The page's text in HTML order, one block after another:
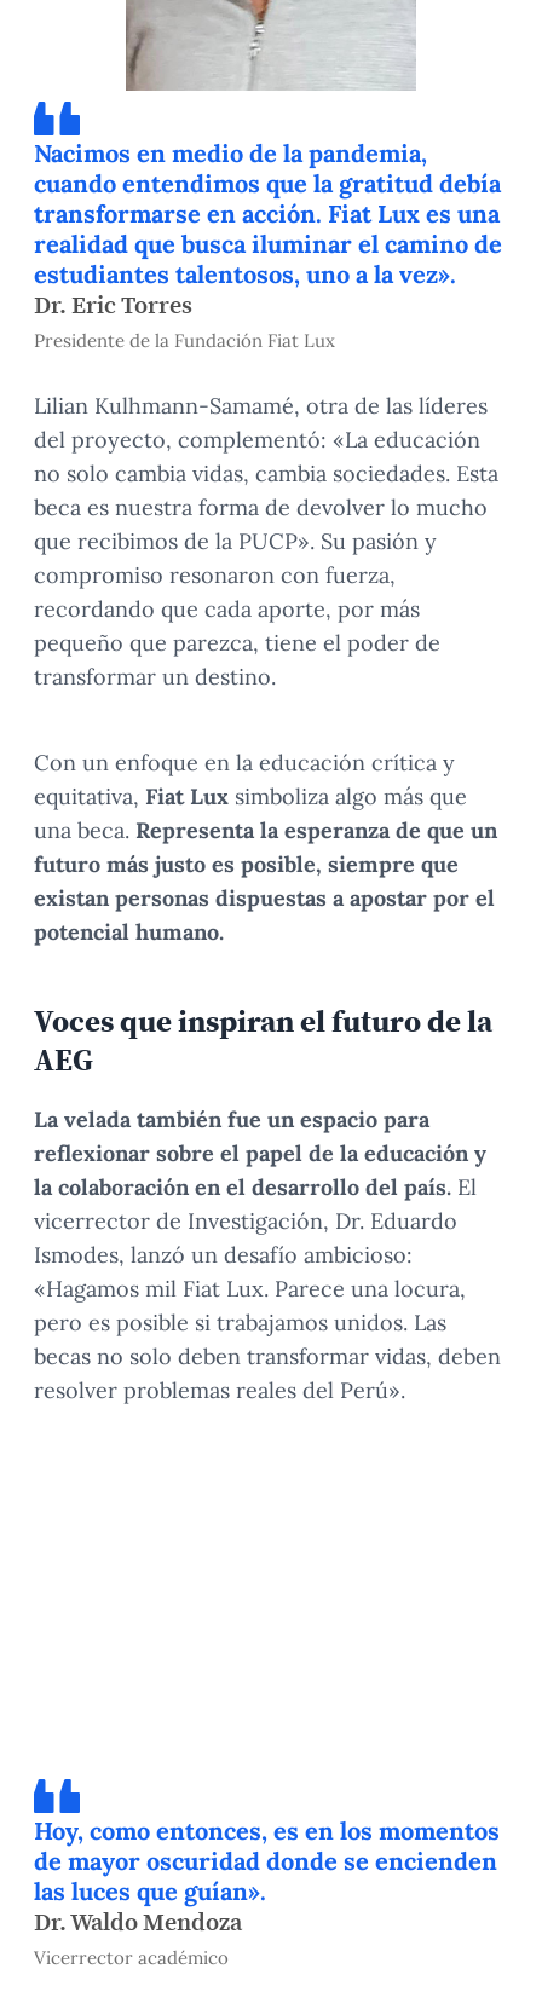
Nacimos en medio de la pandemia,
cuando entendimos que la gratitud debía
transformarse en acción. Fiat Lux es una
realidad que busca iluminar el camino de
estudiantes talentosos, uno a la vez».
Dr. Eric Torres
Presidente de la Fundación Fiat Lux
Lilian Kulhmann-Samamé, otra de las líderes
del proyecto, complementó: «La educación
no solo cambia vidas, cambia sociedades. Esta
beca es nuestra forma de devolver lo mucho
que recibimos de la PUCP». Su pasión y
compromiso resonaron con fuerza,
recordando que cada aporte, por más
pequeño que parezca, tiene el poder de
transformar un destino.
Con un enfoque en la educación crítica y
equitativa, Fiat Lux simboliza algo más que
una beca. Representa la esperanza de que un
futuro más justo es posible, siempre que
existan personas dispuestas a apostar por el
potencial humano.
Voces que inspiran el futuro de la
AEG
La velada también fue un espacio para
reflexionar sobre el papel de la educación y
la colaboración en el desarrollo del país. El
vicerrector de Investigación, Dr. Eduardo
Ismodes, lanzó un desafío ambicioso:
«Hagamos mil Fiat Lux. Parece una locura,
pero es posible si trabajamos unidos. Las
becas no solo deben transformar vidas, deben
resolver problemas reales del Perú».
Hoy, como entonces, es en los momentos
de mayor oscuridad donde se encienden
las luces que guían».
Dr. Waldo Mendoza
Vicerrector académico